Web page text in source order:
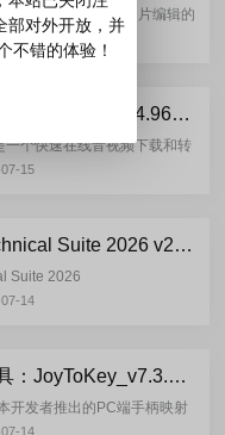
动态范围（HDR）照片编辑的
图像处理爱好者，能帮你轻
。Irix HDR的核心功能包
07-15
网页视频下载器：Allavsoft-3.29.4.9686 绿色便携版
个快速在线音视频下载和转
速下载和转换在线电影，让
15
CorelDRAW Technical Suite 2026 v27.1.0.129_Wzzok 直装版
Suite 2026
版是由无忧论坛大佬
14
游戏手柄映射工具：JoyToKey_v7.3.3.558_chs_260711 汉化绿色版
开发者推出的PC端手柄映射
输入模拟为键盘、鼠标的操
14
部对外开放，并
不错的体验！